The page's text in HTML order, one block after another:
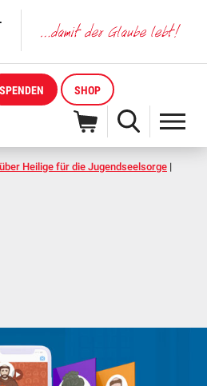
SPENDEN SHOP
Heilige für die Jugendseelsorge |